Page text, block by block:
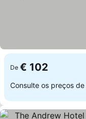
De € 102
Consulte os preços de